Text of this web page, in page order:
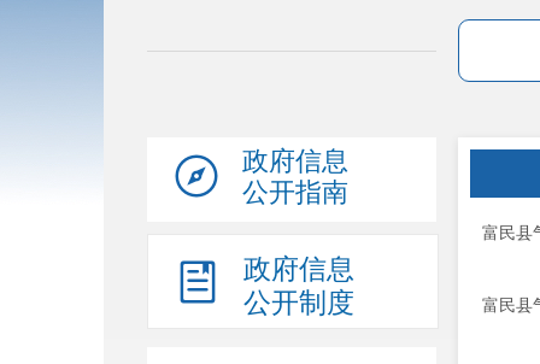
政府信息
公开指南
政府信息
公开制度
富民县
富民县